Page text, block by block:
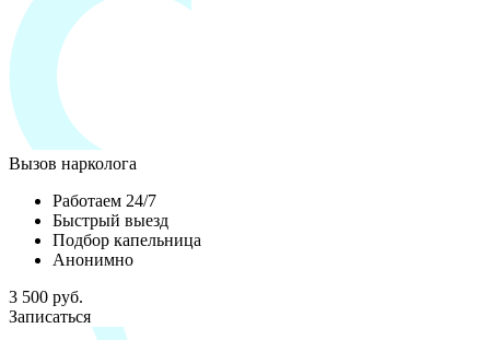
Вызов нарколога
Работаем 24/7
Быстрый выезд
Подбор капельница
Анонимно
3 500 руб.
Записаться